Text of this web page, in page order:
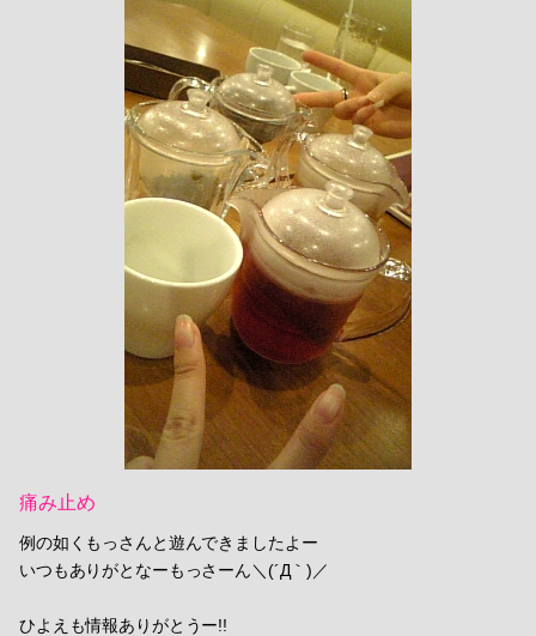
痛み止め
例の如くもっさんと遊んできましたよー
いつもありがとなーもっさーん＼(´Д｀)／
ひよえも情報ありがとうー!!